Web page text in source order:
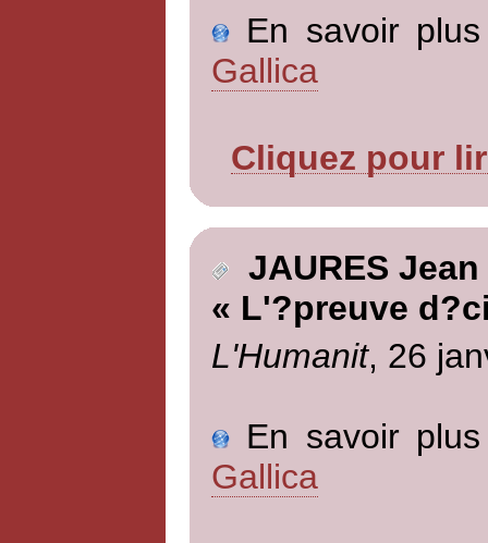
En savoir
Gallica
Cliquez pour
JAURES Jean
« L'?preuve
L'Humanit, 26
En savoir
Gallica